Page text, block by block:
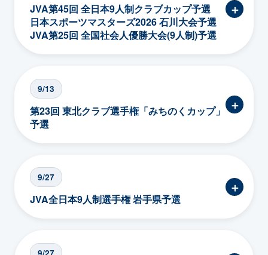
JVA第45回 全日本9人制クラブカップ予選
日本スポーツマスターズ2026 石川大会予選
JVA第25回 全国社会人優勝大会(9人制)予選
＋
9/13
第23回 東北クラブ選手権「みちのくカップ」
予選
＋
9/27
JVA全日本9人制選手権 岩手県予選
＋
9/27